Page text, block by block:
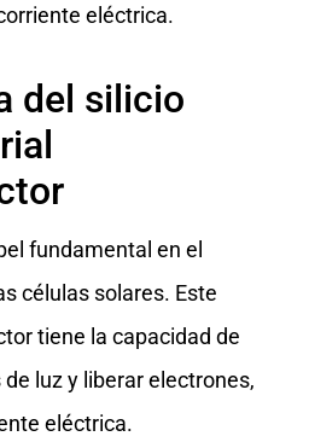
eléctrica.
del silicio
fundamental en el
células solares. Este
tiene la capacidad de
luz y liberar electrones,
eléctrica.